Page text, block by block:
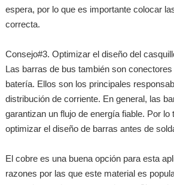
espera, por lo que es importante colocar
correcta.
Consejo#3. Optimizar el diseño del
Las barras de bus también son
batería. Ellos son los principales
distribución de corriente. En general, las
garantizan un flujo de energía fiable. Por lo
optimizar el diseño de barras antes de
El cobre es una buena opción para esta
razones por las que este material es